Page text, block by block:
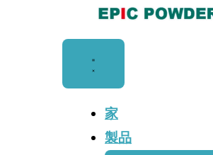
家
製品